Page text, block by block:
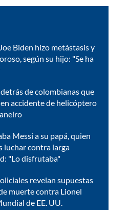
Biden hizo metástasis y
según su hijo: "Se ha
de colombianas que
accidente de helicóptero
Messi a su papá, quien
luchar contra larga
"Lo disfrutaba"
revelan supuestas
muerte contra Lionel
de EE. UU.